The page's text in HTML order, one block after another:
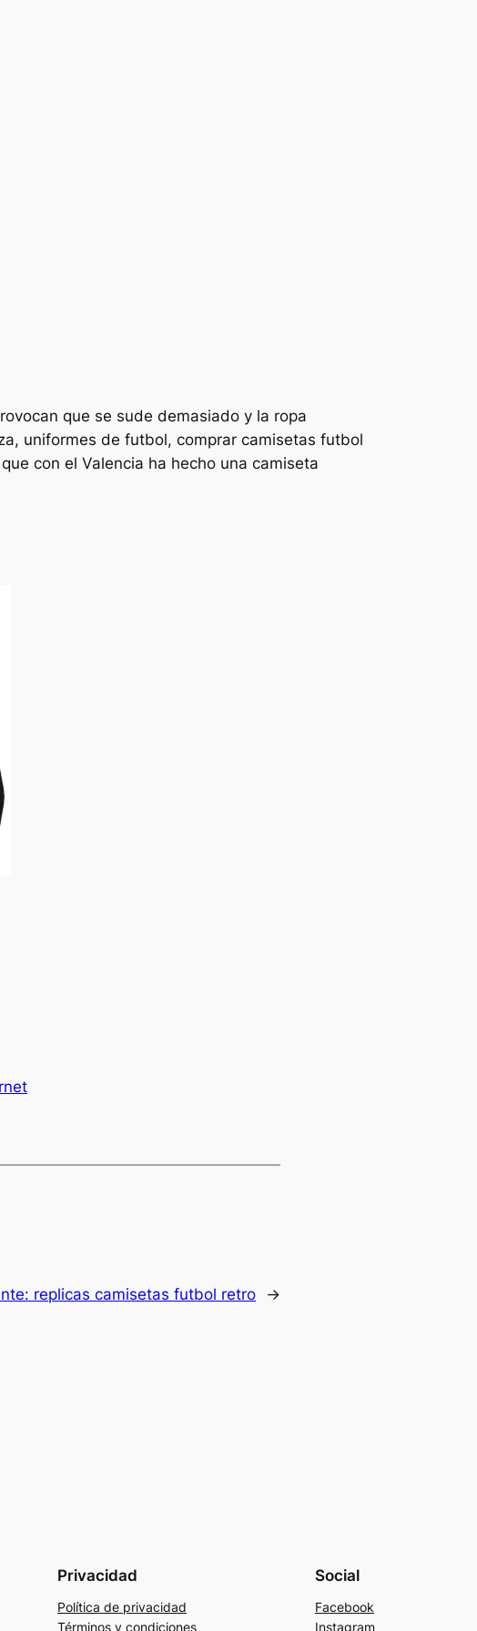
que se sude demasiado y la ropa
uniformes de futbol, comprar camisetas futbol
con el Valencia ha hecho una camiseta
replicas camisetas futbol retro →
Privacidad
Política de privacidad
Términos y condiciones
Social
Facebook
Instagram